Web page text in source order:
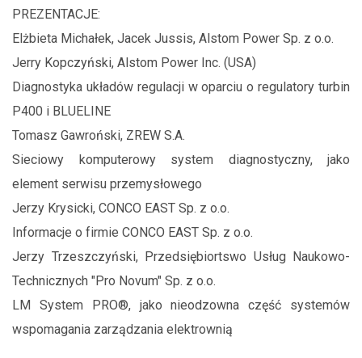
PREZENTACJE:
Elżbieta Michałek, Jacek Jussis, Alstom Power Sp. z o.o.
Jerry Kopczyński, Alstom Power Inc. (USA)
Diagnostyka układów regulacji w oparciu o regulatory turbin
P400 i BLUELINE
Tomasz Gawroński, ZREW S.A.
Sieciowy komputerowy system diagnostyczny, jako
element serwisu przemysłowego
Jerzy Krysicki, CONCO EAST Sp. z o.o.
Informacje o firmie CONCO EAST Sp. z o.o.
Jerzy Trzeszczyński, Przedsiębiortswo Usług Naukowo-
Technicznych "Pro Novum" Sp. z o.o.
LM System PRO®, jako nieodzowna część systemów
wspomagania zarządzania elektrownią